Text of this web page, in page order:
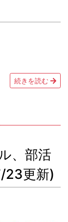
続きを読む
、部活
23更新)